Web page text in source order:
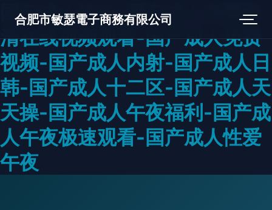
国产成人论坛-国产成人免费高
清在线视频观看-国产成人免费
视频-国产成人内射-国产成人日
韩-国产成人十二区-国产成人天
天操-国产成人午夜福利-国产成
人午夜极速观看-国产成人性爱
午夜
合肥市敏瑟電子商務有限公司